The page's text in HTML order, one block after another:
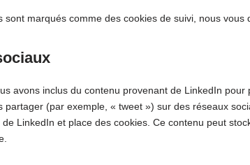
sont marqués comme des cookies de suivi, nous vous
avons inclus du contenu provenant de LinkedIn
partager (par exemple, « tweet ») sur des réseaux
LinkedIn et place des cookies. Ce contenu peut